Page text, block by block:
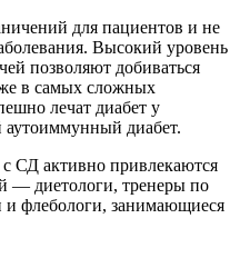
для пациентов и не
Высокий уровень
позволяют добиваться
в самых сложных
лечат диабет у
диабет.
СД активно привлекаются
— диетологи, тренеры по
и флебологи, занимающиеся